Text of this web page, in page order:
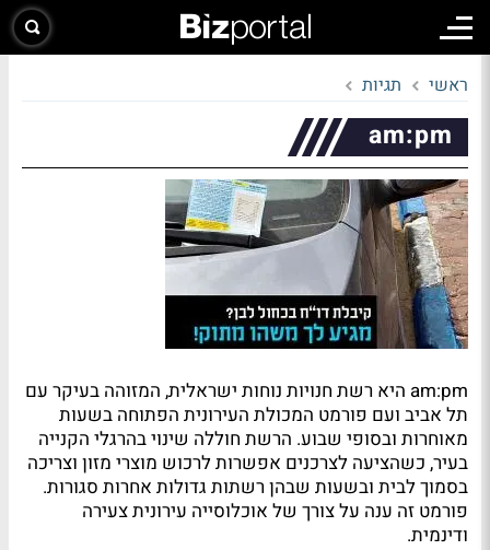
ראשי תגיות
am:pm
am:pm היא רשת חנויות נוחות ישראלית, המזוהה בעיקר עם
תל אביב ועם פורמט המכולת העירונית הפתוחה בשעות
מאוחרות ובסופי שבוע. הרשת חוללה שינוי בהרגלי הקנייה
בעיר, כשהציעה לצרכנים אפשרות לרכוש מוצרי מזון וצריכה
בסמוך לבית ובשעות שבהן רשתות גדולות אחרות סגורות.
פורמט זה ענה על צורך של אוכלוסייה עירונית צעירה
ודינמית.